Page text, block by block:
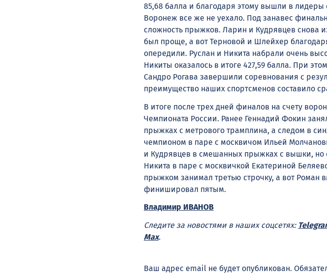
85,68 балла и благодаря этому вышли в
Воронеж все же не уехало. Под занавес
сложность прыжков. Ларин и Кудрявцев снова
был проще, а вот Терновой и Шлейхер
опередили. Руслан и Никита набрали очень
Никиты оказалось в итоге 427,59 балла. При
Сандро Рогава завершили соревнования с
преимущество наших спортсменов составило
В итоге после трех дней финалов на счету
Чемпионата России. Ранее Геннадий Фокин
прыжках с метрового трамплина, а следом в
чемпионом в паре с москвичом Ильей
и Кудрявцев в смешанных прыжках с вышки, но
Никита в паре с москвичкой Екатериной
прыжком занимал третью строчку, а вот Роман
финишировал пятым.
Владимир ИВАНОВ
Следите за новостями в наших соцсетях:
Max.
Ваш адрес email не будет опубликован.